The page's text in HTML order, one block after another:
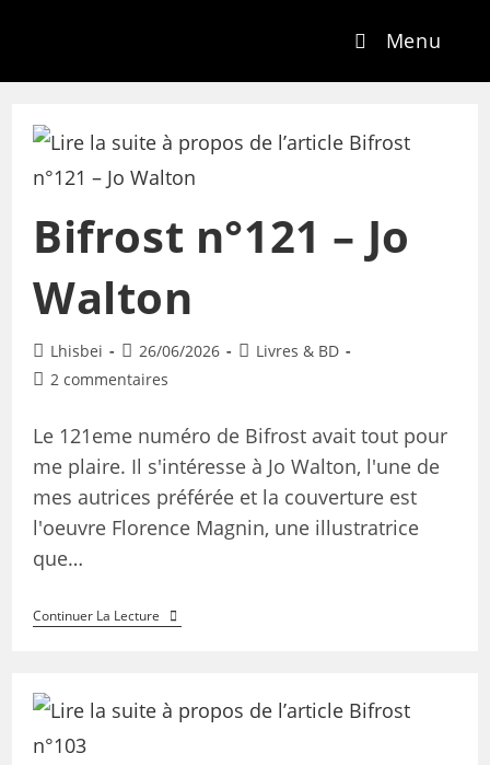
Menu
Bifrost n°121 – Jo
Walton
Lhisbei 26/06/2026
Livres & BD
2 commentaires
Le 121eme numéro de Bifrost avait tout pour
me plaire. Il s'intéresse à Jo Walton, l'une de
mes autrices préférée et la couverture est
l'oeuvre Florence Magnin, une illustratrice
que…
Continuer La Lecture